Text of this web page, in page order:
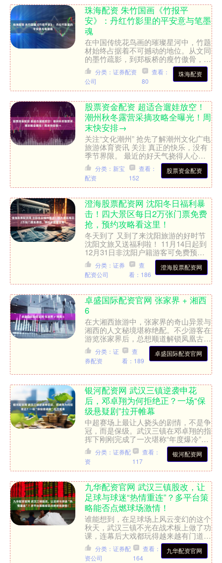
珠海配资 朱竹国画《竹报平
安》：丹红竹影里的平安意与笔墨
魂
在中国传统花鸟画的璀璨星河中，竹题
材始终占据着不可撼动的地位。从文同
的墨竹疏影，到郑板桥的瘦竹傲骨，墨
色竹影早已成为文人精神的具象化表
达。而这幅丁酉年（2017....
珠海配资
分类：证券配资
公司
查看：
80
股票资金配资 超适合遛娃放空！
潮州秋冬露营采摘攻略全曝光！周
末快安排→
关注“文化潮州” 抢先了解潮州文化广电
旅游体育资讯 关注 真正的快乐，没有
季节界限。 最近的好天气挠得人心痒
痒，正是潮州一年中最适合露营采摘的
时候。一刷朋友圈，....
股票资金配资
分类：新宝
配资
查看：
152
澄海股票配资网 沈阳冬日福利暴
击！四大景区每日2万张门票免费
抢，预约攻略看这里！
冬天到了 又到了来沈阳旅游的好时节
沈阳文旅又送福利啦！ 11月14日起到
12月31日非沈阳户籍游客可免费预约
四大景区门票！ 每个景区每天5000张
共2万张门....
澄海股票配资网
分类：证券
配资公司
查
看：186
卓盛国际配资官网 张家界 + 湘西
6
在大湘西旅游中，张家界的奇山异景与
湘西的人文秘境堪称绝配。不少游客在
游览张家界后，总想顺道解锁凤凰古
城、芙蓉镇、矮寨大桥等核心景点，但
往往受困于交通衔接与行程规....
卓盛国际配资官网
分类：证
券配资
查
看：189
银河配资网 武汉三镇逆袭申花
后，邓卓翔为何拒绝正？一场“保
级悬疑剧”拉开帷幕
中超赛场上最让人挠头的剧情，不是争
冠，而是保级。武汉三镇在邓卓翔的指
挥下刚刚完成了一次堪称“年度爆冷”的
胜利——1比0力克上海申花，把降级
阴霾暂时甩在了身后。球....银河配资网
分类：证券配
资
查看：
117
九华配资官网 武汉三镇股改，让
足球与球迷“热情重连”？多平台策
略能否点燃球场激情！
谁能想到，在足球场上风云变幻的这个
秋天，武汉三镇不光在战术板上做了功
课，连幕后大戏都玩得越来越有门道。
熟悉中超的小伙伴都知道，这支武汉球
队曾一度用火力全开的进攻....九华配资官网
分类：证券配
资公司
查看：
164